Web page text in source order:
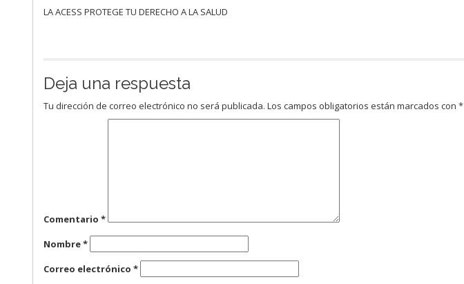
LA ACESS PROTEGE TU DERECHO A LA SALUD
Deja una respuesta
Tu dirección de correo electrónico no será publicada. Los campos obligatorios están marcados con*
Comentario*
Nombre*
Correo electrónico*